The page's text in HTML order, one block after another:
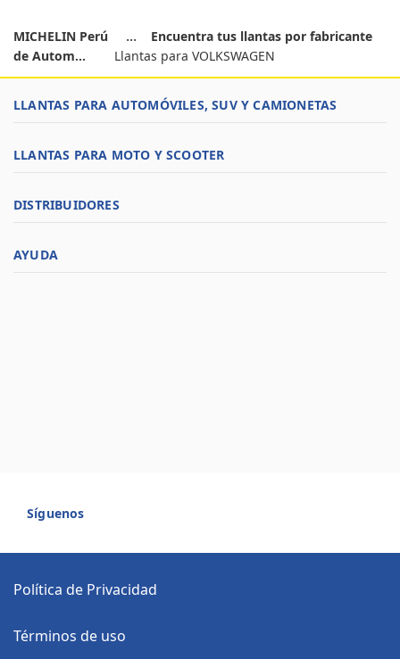
MICHELIN Perú
Encuentra tus llantas por fabricante
de Autom...
Llantas para VOLKSWAGEN
LLANTAS PARA AUTOMÓVILES, SUV Y CAMIONETAS
LLANTAS PARA MOTO Y SCOOTER
DISTRIBUIDORES
AYUDA
Síguenos
Política de Privacidad
Términos de uso